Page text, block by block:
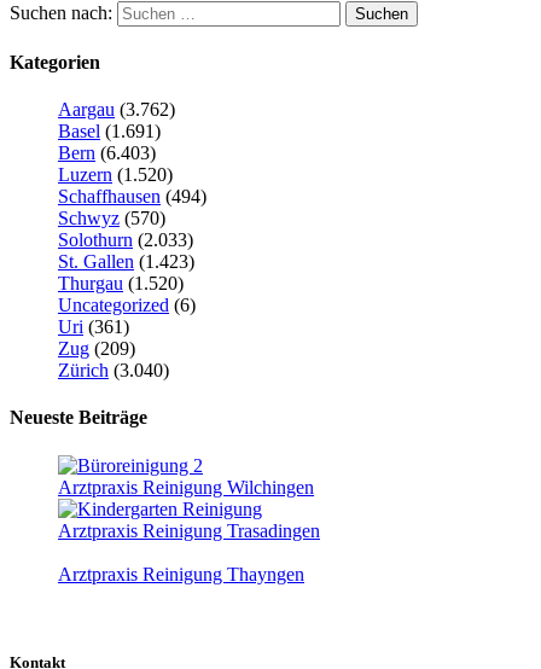
Suchen nach:
Kategorien
Aargau (3.762)
Basel (1.691)
Bern (6.403)
Luzern (1.520)
Schaffhausen (494)
Schwyz (570)
Solothurn (2.033)
St. Gallen (1.423)
Thurgau (1.520)
Uncategorized (6)
Uri (361)
Zug (209)
Zürich (3.040)
Neueste Beiträge
Arztpraxis Reinigung Wilchingen
Arztpraxis Reinigung Trasadingen
Arztpraxis Reinigung Thayngen
Kontakt